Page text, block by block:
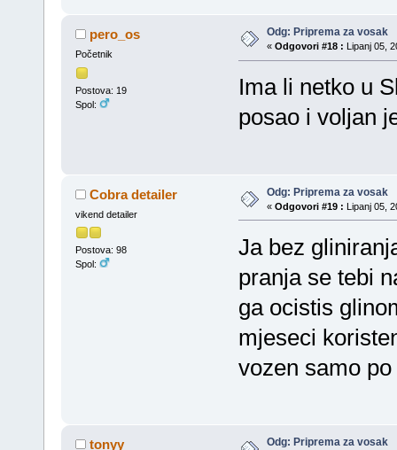
pero_os
Početnik
Postova: 19
Spol:
Odg: Priprema za vosak
« Odgovori #18 : Lipanj 05,
Ima li netko u
posao i voljan
Cobra detailer
vikend detailer
Postova: 98
Spol:
Odg: Priprema za vosak
« Odgovori #19 : Lipanj 05,
Ja bez
pranja se tebi
ga ocistis
mjeseci
vozen samo
tonyy Odg: Priprema za vosak